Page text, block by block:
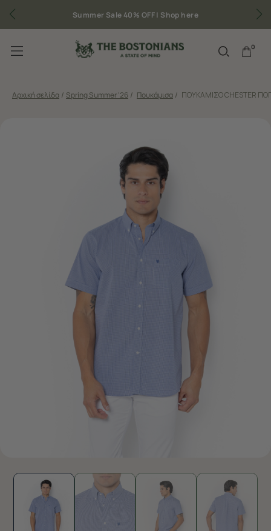
Sale 40% OFF |Shop here Δωρεάν
0
Αρχική σελίδα / Spring Summer '26 / Πουκάμισα / ΠΟΥΚΑΜΙΣΟ CHESTER